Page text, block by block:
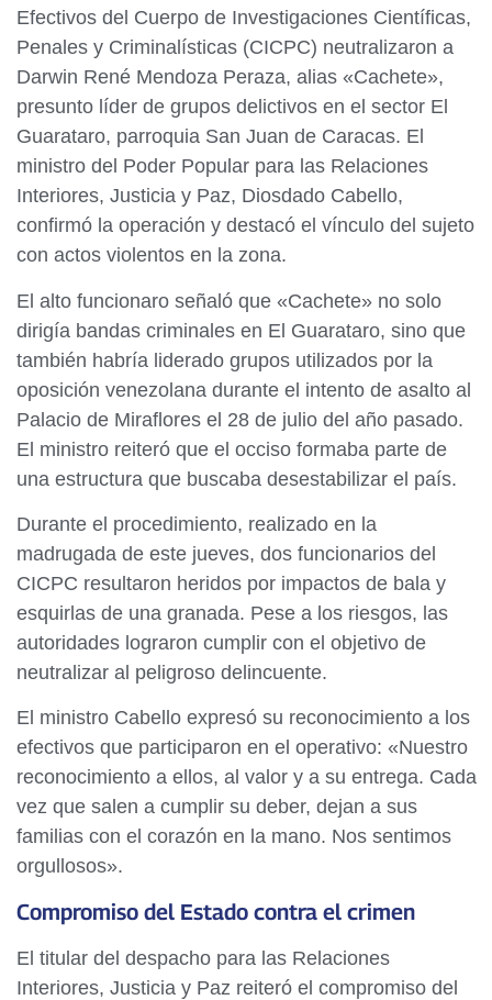
Efectivos del Cuerpo de Investigaciones Científicas,
Penales y Criminalísticas (CICPC) neutralizaron a
Darwin René Mendoza Peraza, alias «Cachete»,
presunto líder de grupos delictivos en el sector El
Guarataro, parroquia San Juan de Caracas. El
ministro del Poder Popular para las Relaciones
Interiores, Justicia y Paz, Diosdado Cabello,
confirmó la operación y destacó el vínculo del sujeto
con actos violentos en la zona.
El alto funcionaro señaló que «Cachete» no solo
dirigía bandas criminales en El Guarataro, sino que
también habría liderado grupos utilizados por la
oposición venezolana durante el intento de asalto al
Palacio de Miraflores el 28 de julio del año pasado.
El ministro reiteró que el occiso formaba parte de
una estructura que buscaba desestabilizar el país.
Durante el procedimiento, realizado en la
madrugada de este jueves, dos funcionarios del
CICPC resultaron heridos por impactos de bala y
esquirlas de una granada. Pese a los riesgos, las
autoridades lograron cumplir con el objetivo de
neutralizar al peligroso delincuente.
El ministro Cabello expresó su reconocimiento a los
efectivos que participaron en el operativo: «Nuestro
reconocimiento a ellos, al valor y a su entrega. Cada
vez que salen a cumplir su deber, dejan a sus
familias con el corazón en la mano. Nos sentimos
orgullosos».
Compromiso del Estado contra el crimen
El titular del despacho para las Relaciones
Interiores, Justicia y Paz reiteró el compromiso del